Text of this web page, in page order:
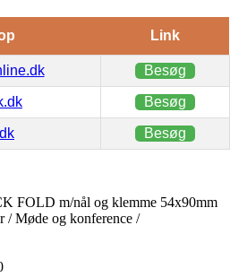
Link
Besøg
Besøg
Besøg
FOLD m/nål og klemme 54x90mm
/ Møde og konference /